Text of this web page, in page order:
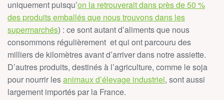
uniquement puisqu’on la retrouverait dans près de 50 %
des produits emballés que nous trouvons dans les
supermarchés) : ce sont autant d’aliments que nous
consommons régulièrement et qui ont parcouru des
milliers de kilomètres avant d’arriver dans notre assiette.
D’autres produits, destinés à l’agriculture, comme le soja
pour nourrir lesanimaux d’élevage industriel, sont aussi
largement importés par la France.